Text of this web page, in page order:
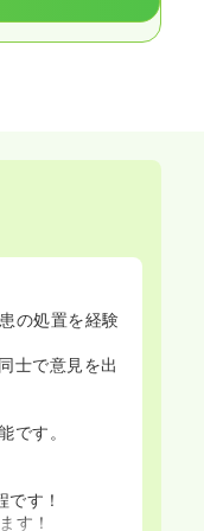
の処置を経験
士で意見を出
です。
す！
す！